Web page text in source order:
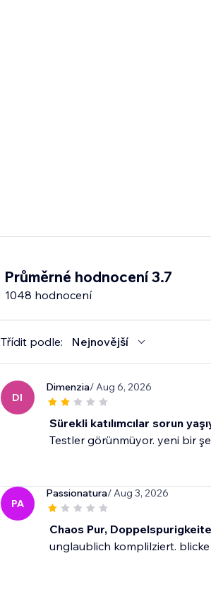
Průměrné hodnocení 3.7
1048 hodnocení
Třídit podle: Nejnovější
DI
Dimenzia/ Aug 6, 2026
Sürekli katılımcılar sorun
Testler görünmüyor. yeni bir
PA
Passionatura/ Aug 3, 2026
Chaos Pur,
unglaublich komplilziert.